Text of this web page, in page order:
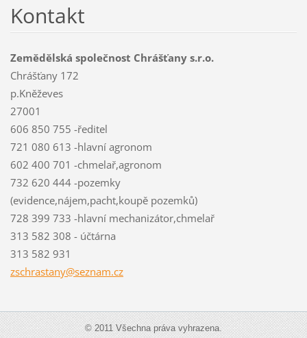
Kontakt
Zemědělská společnost Chrášťany s.r.o.
Chrášťany 172
p.Kněževes
27001
606 850 755 -ředitel
721 080 613 -hlavní agronom
602 400 701 -chmelař,agronom
732 620 444 -pozemky
(evidence,nájem,pacht,koupě pozemků)
728 399 733 -hlavní mechanizátor,chmelař
313 582 308 - účtárna
313 582 931
zschrastany@seznam.cz
© 2011 Všechna práva vyhrazena.